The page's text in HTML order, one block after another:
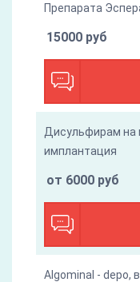
Препарата
15000 руб
Дисульфирам на
имплантация
от 6000 руб
Algominal - depo,